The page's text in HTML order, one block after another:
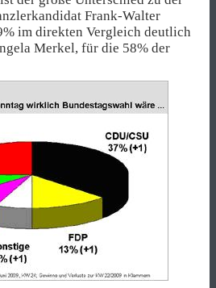
Frank-Walter
im direkten Vergleich deutlich
Merkel, für die 58% der